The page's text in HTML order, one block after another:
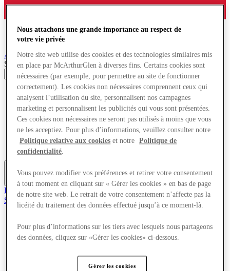
AshfordVillage de Marques
Search input
Magasins
Offres
Planifiez votre visite
Quoi de neuf
Mangez et buvez
Cartes cadeaux
Services
Plus
Rejoignez le club
Sauvé
fr
Magasins
Offres
Nous attachons une grande importance au respect de
votre vie privée
Notre site web utilise des cookies et des technologies similaires mis
en place par McArthurGlen à diverses fins. Certains cookies sont
nécessaires (par exemple, pour permettre au site de fonctionner
correctement). Les cookies non nécessaires comprennent ceux qui
analysent l’utilisation du site, personnalisent nos campagnes
marketing et personnalisent les publicités qui vous sont présentées.
Ces cookies non nécessaires ne seront pas utilisés à moins que vous
ne les acceptiez. Pour plus d’informations, veuillez consulter notre
Politique relative aux cookies et notre
Politique de
confidentialité.
Vous pouvez modifier vos préférences et retirer votre consentement
à tout moment en cliquant sur « Gérer les cookies » en bas de page
de notre site web. Le retrait de votre consentement n’affecte pas la
licéité du traitement des données effectué jusqu’à ce moment-là.
Pour plus d’informations sur les tiers avec lesquels nous partageons
des données, cliquez sur «Gérer les cookies» ci-dessous.
Gérer les cookies